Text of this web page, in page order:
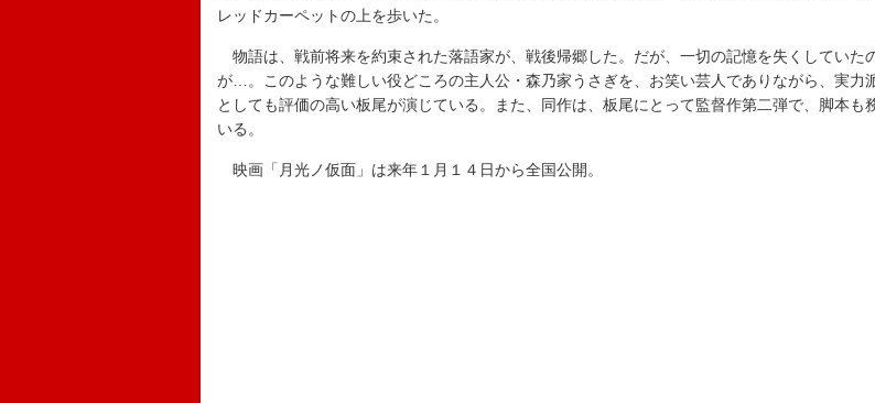
レッドカーペットの上を歩いた。
物語は、戦前将来を約束された落語家が、戦後帰郷した。だが、一切の記憶を失くしていた
が…。このような難しい役どころの主人公・森乃家うさぎを、お笑い芸人でありながら、実力
としても評価の高い板尾が演じている。また、同作は、板尾にとって監督作第二弾で、脚本も
いる。
映画「月光ノ仮面」は来年１月１４日から全国公開。